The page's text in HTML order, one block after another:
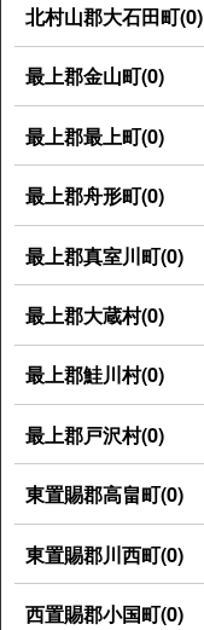
北村山郡大石田町(0)
最上郡金山町(0)
最上郡最上町(0)
最上郡舟形町(0)
最上郡真室川町(0)
最上郡大蔵村(0)
最上郡鮭川村(0)
最上郡戸沢村(0)
東置賜郡高畠町(0)
東置賜郡川西町(0)
西置賜郡小国町(0)